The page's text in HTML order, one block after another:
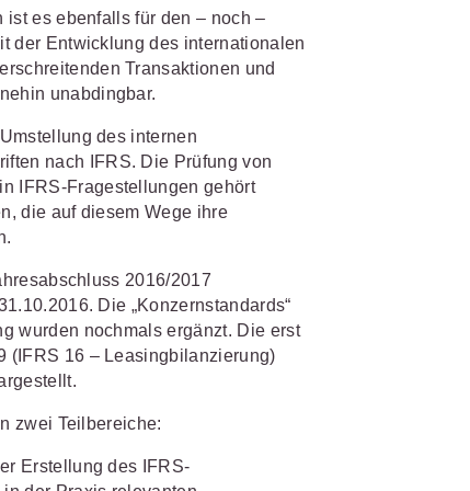
passen.
AKADEMIE
und zertifiziert: Online-
Fachgebieten.
erfahren
Produktberater starten
es ebenfalls für den – noch –
der Entwicklung des internationalen
Transaktionen und
unabdingbar.
des internen
nach IFRS. Die Prüfung von
IFRS-Fragestellungen gehört
die auf diesem Wege ihre
2016/2017
Die „Konzernstandards“
wurden nochmals ergänzt. Die erst
(IFRS 16 – Leasingbilanzierung)
zwei Teilbereiche:
Erstellung des IFRS-